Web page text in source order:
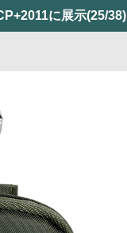
に展示(25/38)